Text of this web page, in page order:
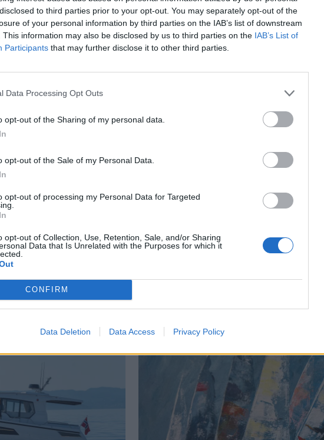
to third parties prior to your opt-out. You may separately opt-out of the
of your personal information by third parties on the IAB’s list of downstream
This information may also be disclosed by us to third parties on the IAB’s List of
Participants that may further disclose it to other third parties.
Data Processing Opt Outs
opt-out of the Sharing of my personal data.
opt-out of the Sale of my Personal Data.
opt-out of processing my Personal Data for Targeted
opt-out of Collection, Use, Retention, Sale, and/or Sharing
Data that Is Unrelated with the Purposes for which it
CONFIRM
Data Deletion Data Access Privacy Policy
ti milliarder på blokka
Både Ferretti og Azimut-Benetti Group og melder om
ved å klikke øverst på siden av bildet).